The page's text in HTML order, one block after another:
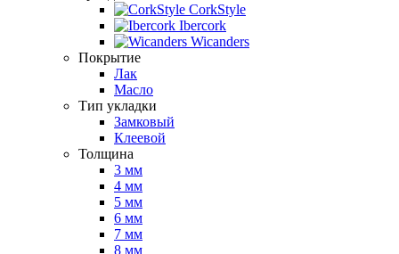
CorkStyle
Ibercork
Wicanders
Покрытие
Лак
Масло
Тип укладки
Замковый
Клеевой
Толщина
3 мм
4 мм
5 мм
6 мм
7 мм
8 мм